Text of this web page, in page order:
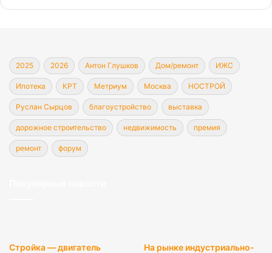
2025 2026 Антон Глушков Дом/ремонт ИЖС
Ипотека КРТ Метриум Москва НОСТРОЙ
Руслан Сырцов благоустройство выставка
дорожное строительство недвижимость премия
ремонт форум
Стройка — двигатель
На рынке индустриально-